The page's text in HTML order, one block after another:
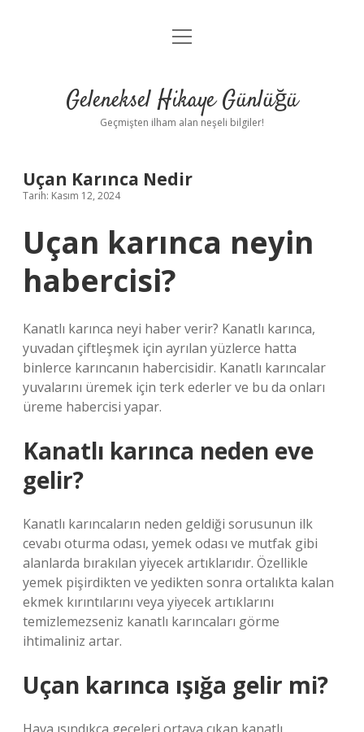
Anasayfa
Yasal Uyarı
menüyü
Geleneksel Hikaye Günlüğü
Geçmişten ilham alan neşeli bilgiler!
Uçan Karınca Nedir
Tarih: Kasım 12, 2024
Uçan karınca neyin
habercisi?
Kanatlı karınca neyi haber verir? Kanatlı karınca,
yuvadan çiftleşmek için ayrılan yüzlerce hatta
binlerce karıncanın habercisidir. Kanatlı karıncalar
yuvalarını üremek için terk ederler ve bu da onları
üreme habercisi yapar.
Kanatlı karınca neden eve
gelir?
Kanatlı karıncaların neden geldiği sorusunun ilk
cevabı oturma odası, yemek odası ve mutfak gibi
alanlarda bırakılan yiyecek artıklarıdır. Özellikle
yemek pişirdikten ve yedikten sonra ortalıkta kalan
ekmek kırıntılarını veya yiyecek artıklarını
temizlemezseniz kanatlı karıncaları görme
ihtimaliniz artar.
Uçan karınca ışığa gelir mi?